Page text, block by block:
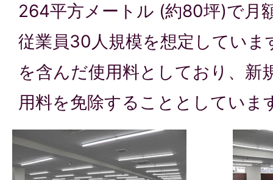
264平方メートル (約80坪)で月
従業員30人規模を想定していま
を含んだ使用料としており、新
用料を免除することとしていま